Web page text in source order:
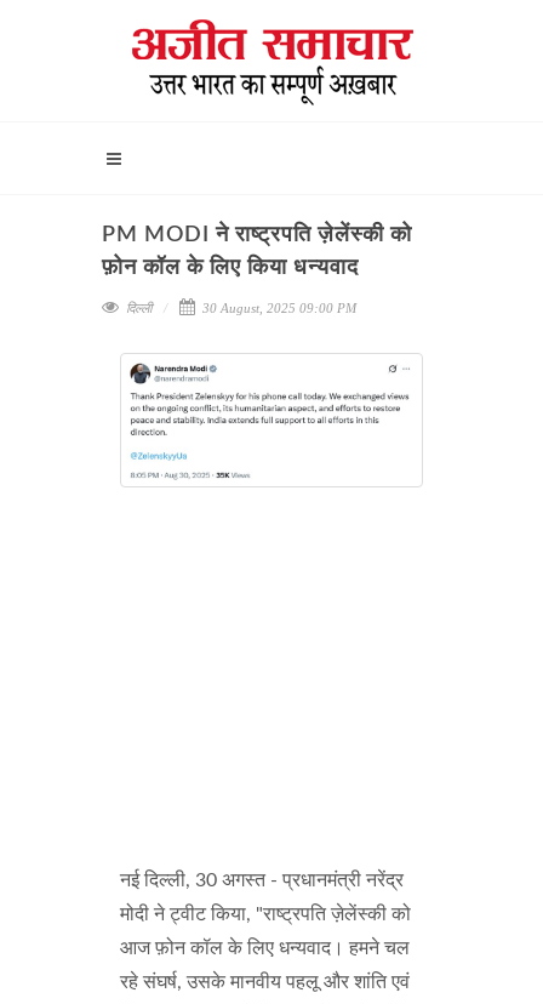
PM MODI ने राष्ट्रपति ज़ेलेंस्की को
फ़ोन कॉल के लिए किया धन्यवाद
दिल्ली 30 August, 2025 09:00 PM
नई दिल्ली, 30 अगस्त - प्रधानमंत्री नरेंद्र
मोदी ने ट्वीट किया, "राष्ट्रपति ज़ेलेंस्की को
आज फ़ोन कॉल के लिए धन्यवाद। हमने चल
रहे संघर्ष, उसके मानवीय पहलू और शांति एवं